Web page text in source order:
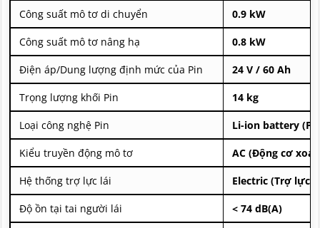
Công suất mô tơ di chuyển 0.9 kW
Công suất mô tơ nâng hạ 0.8 kW
Điện áp/Dung lượng định mức của Pin 24 V / 60 Ah
Trọng lượng khối Pin 14 kg
Loại công nghệ Pin Li-ion battery
Kiểu truyền động mô tơ AC (Động cơ
Hệ thống trợ lực lái Electric (Trợ lực
Độ ồn tại tai người lái < 74 dB(A)